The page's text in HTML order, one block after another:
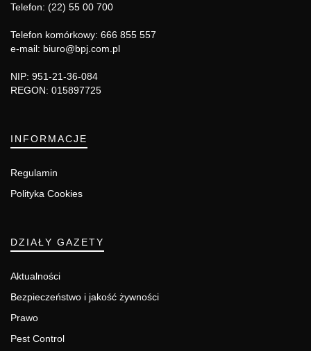
Telefon: (22) 55 00 700
Telefon komórkowy: 666 855 557
e-mail: biuro@bpj.com.pl
NIP: 951-21-36-084
REGON: 015897725
INFORMACJE
Regulamin
Polityka Cookies
DZIAŁY GAZETY
Aktualności
Bezpieczeństwo i jakość żywności
Prawo
Pest Control